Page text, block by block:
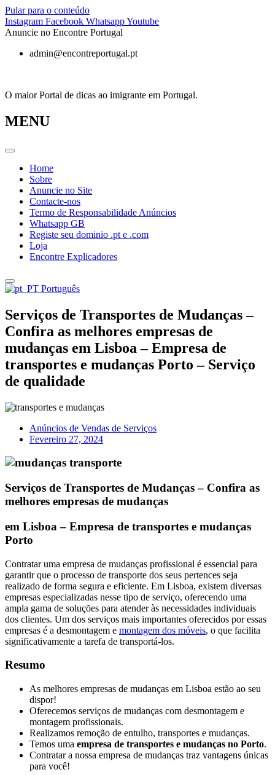
Pular para o conteúdo
Instagram Facebook WhatsappYoutube
Anuncie no Encontre Portugal
admin@encontreportugal.pt
O maior Portal de dicas ao imigrante em Portugal.
MENU
Home
Sobre
Anuncie no Site
Contacte-nos
Termo de Responsabilidade Anúncios
Whatsapp GB
Registe seu dominio .pt e .com
Loja
Encontre Explicadores
Português
Serviços de Transportes de Mudanças –
Confira as melhores empresas de
mudanças em Lisboa – Empresa de
transportes e mudanças Porto – Serviço
de qualidade
Anúncios de Vendas de Serviços
Fevereiro 27, 2024
Serviços de Transportes de Mudanças – Confira as
melhores empresas de mudanças
em Lisboa – Empresa de transportes e mudanças
Porto
Contratar uma empresa de mudanças profissional é essencial para
garantir que o processo de transporte dos seus pertences seja
realizado de forma segura e eficiente. Em Lisboa, existem diversas
empresas especializadas nesse tipo de serviço, oferecendo uma
ampla gama de soluções para atender às necessidades individuais
dos clientes. Um dos serviços mais importantes oferecidos por essas
empresas é a desmontagem e montagem dos móveis, o que facilita
significativamente a tarefa de transportá-los.
Resumo
As melhores empresas de mudanças em Lisboa estão ao seu
dispor!
Oferecemos serviços de mudanças com desmontagem e
montagem profissionais.
Realizamos remoção de entulho, transportes e mudanças.
Temos uma empresa de transportes e mudanças no Porto.
Contratar a nossa empresa de mudanças traz vantagens únicas
para você!